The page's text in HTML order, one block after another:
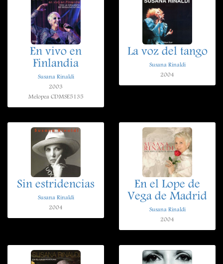
En vivo en
Finlandia
Susana Rinaldi
2003
Melopea CDMSE5135
La voz del tango
Susana Rinaldi
2004
Sin estridencias
Susana Rinaldi
2004
En el Lope de
Vega de Madrid
Susana Rinaldi
2004